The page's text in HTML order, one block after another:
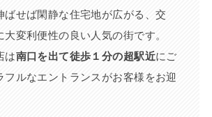
ばせば閑静な住宅地が広がる、交
変利便性の良い人気の街です。
は南口を出て徒歩１分の超駅近にご
フルなエントランスがお客様をお迎